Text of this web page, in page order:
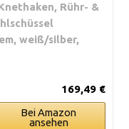
Rühr- &
weiß/silber,
169,49 €
Bei Amazon
ansehen